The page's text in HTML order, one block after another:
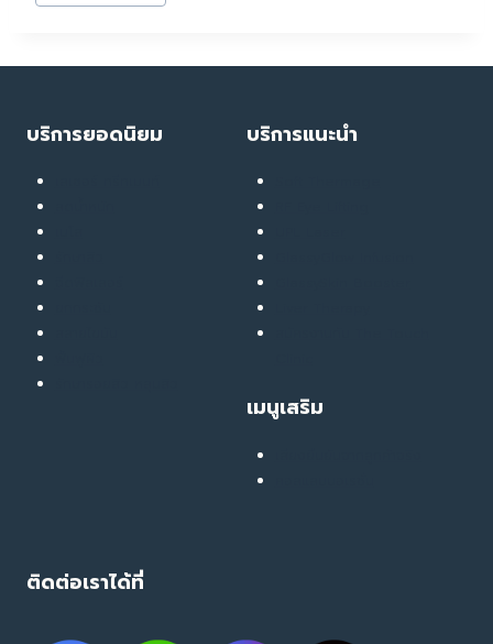
บริการยอดนิยม บริการแนะนำ
เมนูเสริม
ติดต่อเราได้ที่